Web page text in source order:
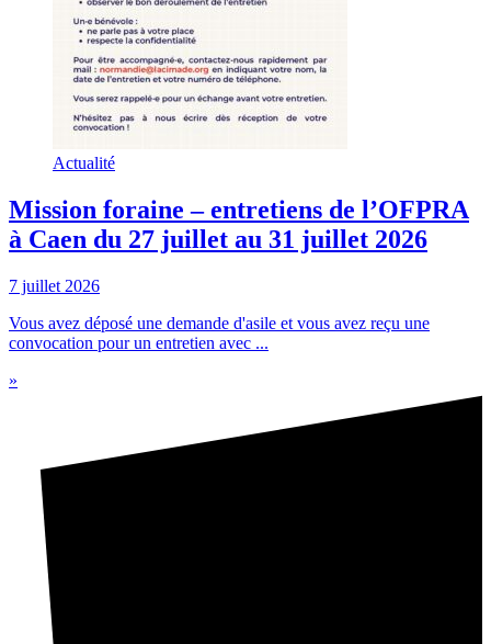
Actualité
Mission foraine – entretiens de l’OFPRA
à Caen du 27 juillet au 31 juillet 2026
7 juillet 2026
Vous avez déposé une demande d'asile et vous avez reçu une
convocation pour un entretien avec ...
»